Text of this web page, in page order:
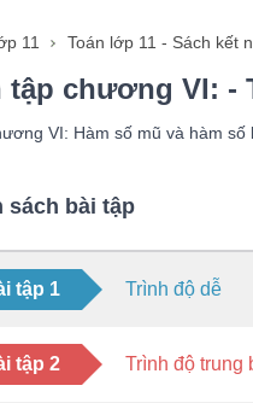
11 Toán lớp 11 - Sách kết
tập chương VI: -
VI: Hàm số mũ và hàm số
sách bài tập
tập 1 Trình độ dễ
tập 2 Trình độ trung